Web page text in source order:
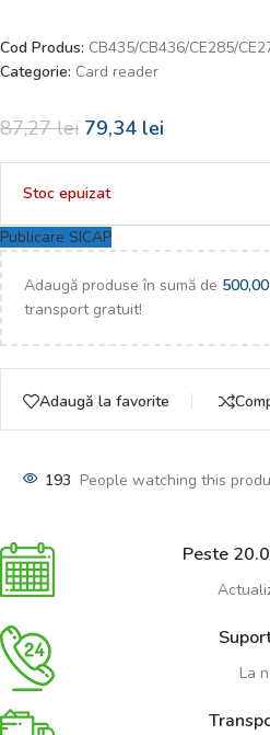
Cod Produs: CB435/CB436/CE285/
Categorie: Card reader
87,27lei 79,34 lei
Stoc epuizat
Publicare SICAP
Adaugă produse în sumă de 500,00
transport gratuit!
Adaugă la favorite
193 People watching this
Peste
La